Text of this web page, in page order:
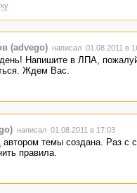
(advego) написал 01.08.2011 в
Напишите в ЛПА,
Ждем Вас.
написал 01.08.2011 в 17:03
автором темы создана. Раз
правила.